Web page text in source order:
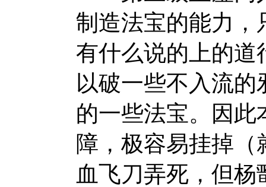
制造法宝的能力，
有什么说的上的道
以破一些不入流
的一些法宝。因
障，极容易挂掉
血飞刀弄死，但